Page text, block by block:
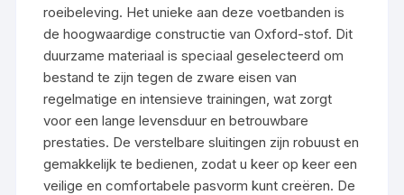
roeibeleving. Het unieke aan deze voetbanden is
de hoogwaardige constructie van Oxford-stof. Dit
duurzame materiaal is speciaal geselecteerd om
bestand te zijn tegen de zware eisen van
regelmatige en intensieve trainingen, wat zorgt
voor een lange levensduur en betrouwbare
prestaties. De verstelbare sluitingen zijn robuust en
gemakkelijk te bedienen, zodat u keer op keer een
veilige en comfortabele pasvorm kunt creëren. De